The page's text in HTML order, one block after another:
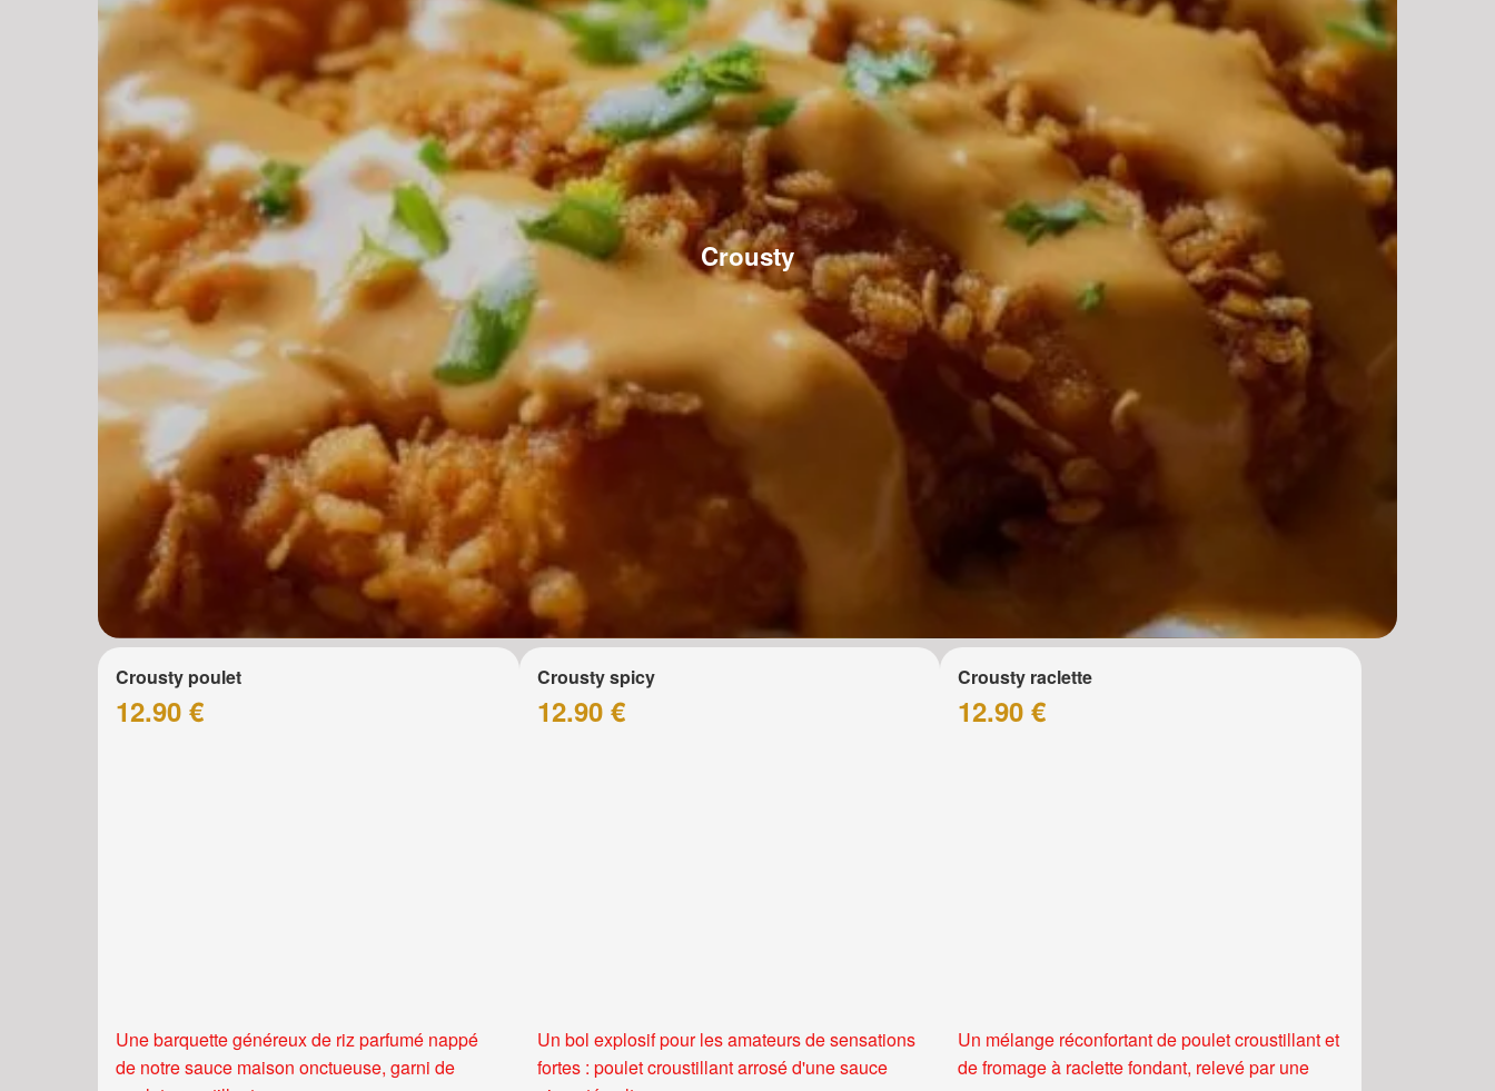
Crousty
Crousty poulet
12.90 €
Une barquette généreux de riz parfumé nappé
de notre sauce maison onctueuse, garni de
Crousty spicy
12.90 €
Un bol explosif pour les amateurs de sensations
fortes : poulet croustillant arrosé d'une sauce
Crousty raclette
12.90 €
Un mélange réconfortant de poulet croustillant et
de fromage à raclette fondant, relevé par une